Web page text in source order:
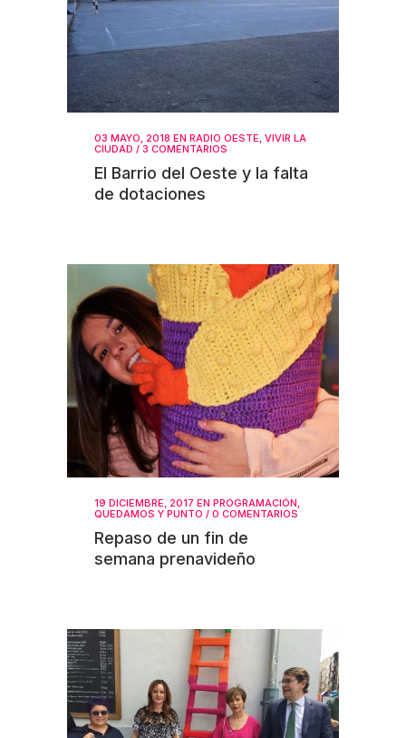
03 MAYO, 2018 EN RADIO OESTE, VIVIR LA
CIUDAD / 3 COMENTARIOS
El Barrio del Oeste y la falta
de dotaciones
19 DICIEMBRE, 2017 EN PROGRAMACIÓN
QUEDAMOS Y PUNTO / 0 COMENTARIOS
Repaso de un fin de
semana prenavideño